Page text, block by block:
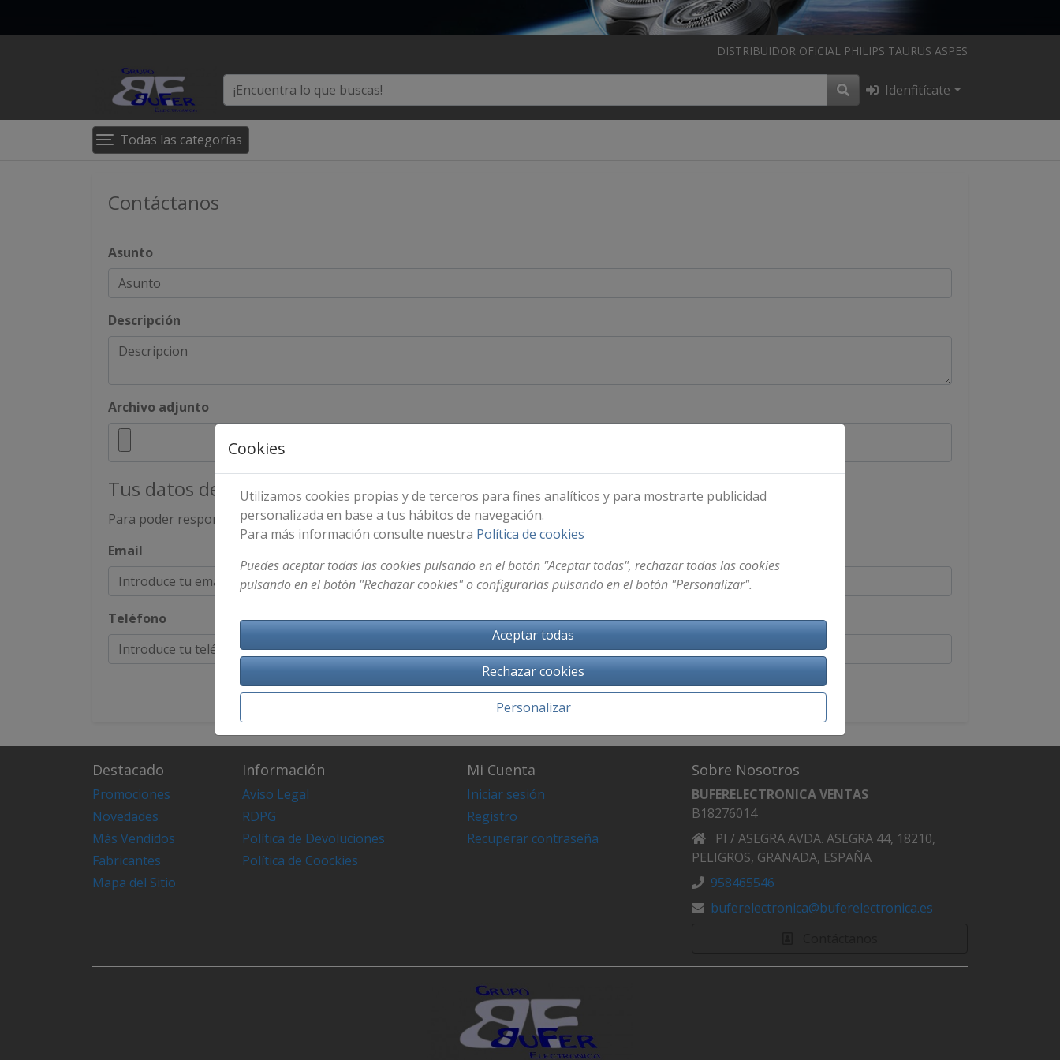
DISTRIBUIDOR OFICIAL PHILIPS TAURUS ASPES
Idenfitícate
Todas las categorías
Contáctanos
Asunto
Descripción
Archivo adjunto
Tus datos de contacto
Para poder responder a tu solicitud de contacto necesitamos que nos indiques algún método de contacto.
Email
Teléfono
Enviar
Destacado
Promociones
Novedades
Más Vendidos
Fabricantes
Mapa del Sitio
Información
Aviso Legal
RDPG
Política de Devoluciones
Política de Coockies
Mi Cuenta
Iniciar sesión
Registro
Recuperar contraseña
Sobre Nosotros
BUFERELECTRONICA VENTAS
B18276014
PI / ASEGRA AVDA. ASEGRA 44, 18210,
PELIGROS, GRANADA, ESPAÑA
958465546
buferelectronica@buferelectronica.es
Cookies
Utilizamos cookies propias y de terceros para fines analíticos y para mostrarte publicidad
personalizada en base a tus hábitos de navegación.
Para más información consulte nuestra Política de cookies
Puedes aceptar todas las cookies pulsando en el botón "Aceptar todas", rechazar todas las cookies
pulsando en el botón "Rechazar cookies" o configurarlas pulsando en el botón "Personalizar".
Aceptar todas
Rechazar cookies
Personalizar